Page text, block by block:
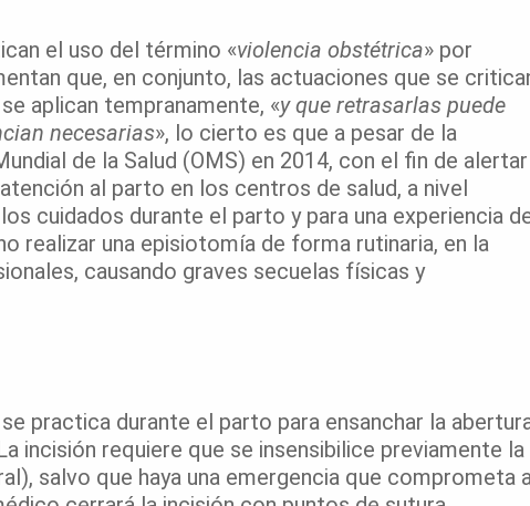
el uso del término «violencia obstétrica» por
que, en conjunto, las actuaciones que se
aplican tempranamente, «y que retrasarlas puede
necesarias», lo cierto es que a pesar de la
de la Salud (OMS) en 2014, con el fin de alertar
al parto en los centros de salud, a nivel
cuidados durante el parto y para una experiencia
realizar una episiotomía de forma rutinaria, en la
causando graves secuelas físicas y
practica durante el parto para ensanchar la
incisión requiere que se insensibilice previamente la
salvo que haya una emergencia que comprometa